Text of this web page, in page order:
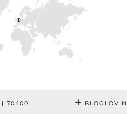
| 70400 BLOGLOVIN